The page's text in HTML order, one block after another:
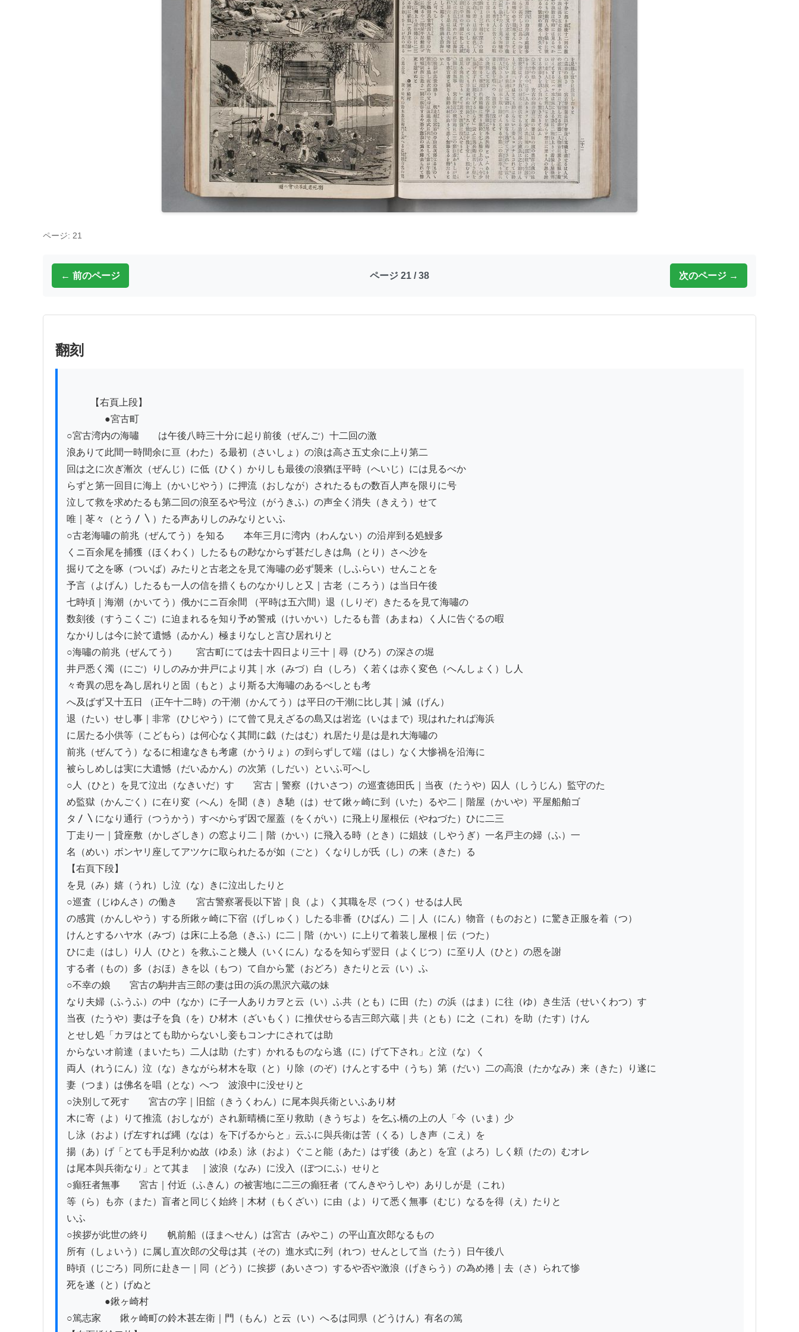
ページ: 21
← 前のページ ページ 21 / 38 次のページ →
翻刻
●宮古町
○宮古湾内の海嘯　　は午後八時三十分に起り前後（ぜんご）十二回の激
浪ありて此間一時間余に亘（わた）る最初（さいしょ）の浪は高さ五丈余に上り第二
回は之に次ぎ漸次（ぜんじ）に低（ひく）かりしも最後の浪猶ほ平時（へいじ）には見るべか
らずと第一回目に海上（かいじやう）に押流（おしなが）されたるもの数百人声を限りに号
泣して救を求めたるも第二回の浪至るや号泣（がうきふ）の声全く消失（きえう）せて
唯｜苳々（とう〳〵）たる声ありしのみなりといふ
○古老海嘯の前兆（ぜんてう）を知る　　本年三月に湾内（わんない）の沿岸到る処鰻多
くニ百余尾を捕獲（ほくわく）したるもの尠なからず甚だしきは鳥（とり）さへ沙を
掘りて之を啄（ついば）みたりと古老之を見て海嘯の必ず襲来（しふらい）せんことを
予言（よげん）したるも一人の信を措くものなかりしと又｜古老（ころう）は当日午後
七時頃｜海潮（かいてう）俄かにニ百余間 （平時は五六間）退（しりぞ）きたるを見て海嘯の
数刻後（すうこくご）に迫まれるを知り予め警戒（けいかい）したるも普（あまね）く人に告ぐるの暇
なかりしは今に於て遺憾（ゐかん）極まりなしと言ひ居れりと
○海嘯の前兆（ぜんてう）　　宮古町にては去十四日より三十｜尋（ひろ）の深さの堀
井戸悉く濁（にご）りしのみか井戸により其｜水（みづ）白（しろ）く若くは赤く変色（へんしょく）し人
々奇異の思を為し居れりと固（もと）より斯る大海嘯のあるべしとも考
へ及ばず又十五日 （正午十二時）の干潮（かんてう）は平日の干潮に比し其｜減（げん）
退（たい）せし事｜非常（ひじやう）にて曾て見えざるの島又は岩迄（いはまで）現はれたれば海浜
に居たる小供等（こどもら）は何心なく其間に戯（たはむ）れ居たり是は是れ大海嘯の
前兆（ぜんてう）なるに相違なきも考慮（かうりょ）の到らずして端（はし）なく大惨禍を沿海に
被らしめしは実に大遺憾（だいゐかん）の次第（しだい）といふ可へし
○人（ひと）を見て泣出（なきいだ）す　　宮古｜警察（けいさつ）の巡査徳田氏｜当夜（たうや）囚人（しうじん）監守のた
め監獄（かんごく）に在り変（へん）を聞（き）き馳（は）せて鍬ヶ崎に到（いた）るや二｜階屋（かいや）平屋船舶ゴ
タ〳〵になり通行（つうかう）すべからず因で屋蓋（をくがい）に飛上り屋根伝（やねづた）ひに二三
丁走り一｜貸座敷（かしざしき）の窓より二｜階（かい）に飛入る時（とき）に娼妓（しやうぎ）一名戸主の婦（ふ）一
名（めい）ボンヤリ座してアツケに取られたるが如（ごと）くなりしが氏（し）の来（きた）る
【右頁下段】
を見（み）嬉（うれ）し泣（な）きに泣出したりと
○巡査（じゆんさ）の働き　　宮古警察署長以下皆｜良（よ）く其職を尽（つく）せるは人民
の感賞（かんしやう）する所鍬ヶ崎に下宿（げしゅく）したる非番（ひばん）二｜人（にん）物音（ものおと）に驚き正服を着（つ）
けんとするハヤ水（みづ）は床に上る急（きふ）に二｜階（かい）に上りて着装し屋根｜伝（つた）
ひに走（はし）り人（ひと）を救ふこと幾人（いくにん）なるを知らず翌日（よくじつ）に至り人（ひと）の恩を謝
する者（もの）多（おほ）きを以（もつ）て自から驚（おどろ）きたりと云（い）ふ
○不幸の娘　　宮古の駒井吉三郎の妻は田の浜の黒沢六蔵の妹
なり夫婦（ふうふ）の中（なか）に子一人ありカヲと云（い）ふ共（とも）に田（た）の浜（はま）に往（ゆ）き生活（せいくわつ）す
当夜（たうや）妻は子を負（を）ひ材木（ざいもく）に推伏せらる吉三郎六蔵｜共（とも）に之（これ）を助（たす）けん
とせし処「カヲはとても助からないし妾もコンナにされては助
からないオ前達（まいたち）二人は助（たす）かれるものなら逃（に）げて下され」と泣（な）く
両人（れうにん）泣（な）きながら材木を取（と）り除（のぞ）けんとする中（うち）第（だい）二の高浪（たかなみ）来（きた）り遂に
妻（つま）は佛名を唱（とな）へつゝ波浪中に没せりと
○決別して死す　　宮古の字｜旧舘（きうくわん）に尾本與兵衛といふあり材
木に寄（よ）りて推流（おしなが）され新晴橋に至り救助（きうぢよ）を乞ふ橋の上の人「今（いま）少
し泳（およ）げ左すれば縄（なは）を下げるからと」云ふに與兵衛は苦（くる）しき声（こえ）を
揚（あ）げ「とても手足利かぬ故（ゆゑ）泳（およ）ぐこと能（あた）はず後（あと）を宜（よろ）しく頼（たの）むオレ
は尾本與兵衛なり」とて其まゝ｜波浪（なみ）に没入（ぼつにふ）せりと
○癲狂者無事　　宮古｜付近（ふきん）の被害地に二三の癲狂者（てんきやうしや）ありしが是（これ）
等（ら）も亦（また）盲者と同じく始終｜木材（もくざい）に由（よ）りて悉く無事（むじ）なるを得（え）たりと
いふ
○挨拶が此世の終り　　帆前船（ほまへせん）は宮古（みやこ）の平山直次郎なるものゝ
所有（しょいう）に属し直次郎の父母は其（その）進水式に列（れつ）せんとして当（たう）日午後八
時頃（じごろ）同所に赴き一｜同（どう）に挨拶（あいさつ）するや否や激浪（げきらう）の為め捲｜去（さ）られて惨
死を遂（と）げぬと
●鍬ヶ崎村
○篤志家　　鍬ヶ崎町の鈴木甚左衛｜門（もん）と云（い）へるは同県（どうけん）有名の篤